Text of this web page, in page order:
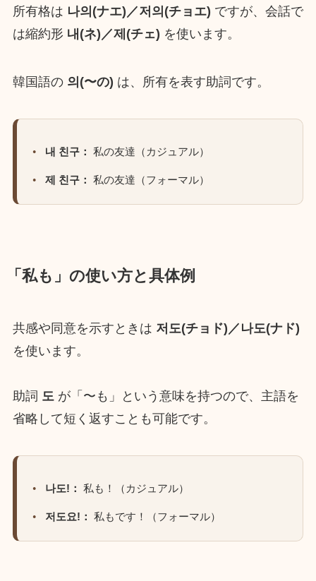
所有格は 나의(ナエ)／저의(チョエ) ですが、会話で
は縮約形 내(ネ)／제(チェ) を使います。
韓国語の 의(〜の) は、所有を表す助詞です。
내 친구： 私の友達（カジュアル）
제 친구： 私の友達（フォーマル）
「私も」の使い方と具体例
共感や同意を示すときは 저도(チョド)／나도(ナド)
を使います。
助詞 도 が「〜も」という意味を持つので、主語を
省略して短く返すことも可能です。
나도!： 私も！（カジュアル）
저도요!： 私もです！（フォーマル）